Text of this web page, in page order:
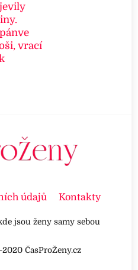
vrací
údajů Kontakty
jsou ženy samy sebou
ČasProŽeny.cz